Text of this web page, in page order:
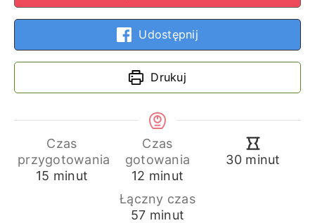
Udostępnij
Drukuj
Czas
przygotowania
15 minuty
minut
Czas
gotowania
12 minuty
minut
30minuty
minut
Łączny czas
57minuty
minut